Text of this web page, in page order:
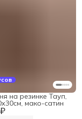
на резинке Тауп,
мако-сатин